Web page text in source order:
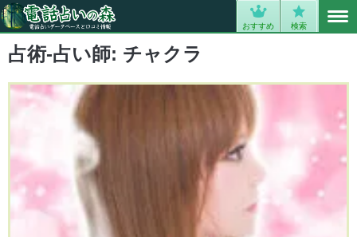
おすすめ 検索
占術-占い師: チャクラ